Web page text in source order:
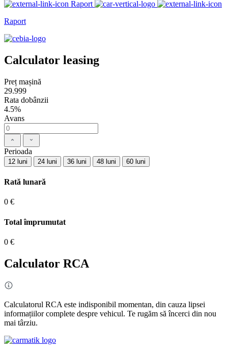
Raport
Raport
Calculator leasing
Preț mașină
29.999
Rata dobânzii
4.5%
Avans
Perioada
12 luni 24 luni 36 luni 48 luni 60 luni
Rată lunară
0 €
Total împrumutat
0 €
Calculator RCA
Calculatorul RCA este indisponibil momentan, din cauza lipsei
informațiilor complete despre vehicul. Te rugăm să încerci din nou
mai târziu.